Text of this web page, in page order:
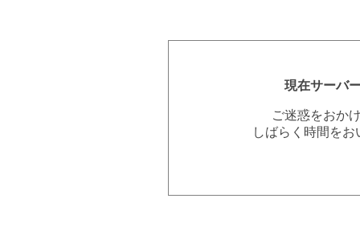
現在サーバ
ご迷惑をおか
しばらく時間を